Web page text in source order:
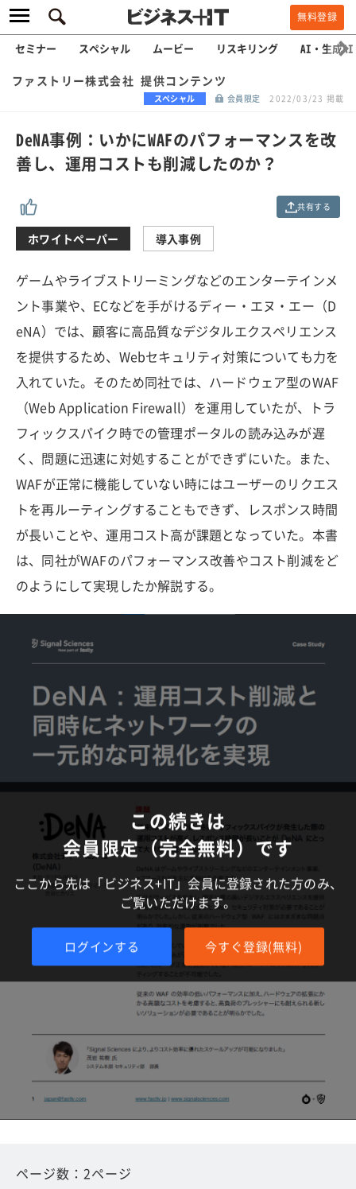
無料登録
セミナー スペシャル ムービー リスキリング AI・生成AI
ファストリー株式会社 提供コンテンツ
スペシャル 会員限定 2022/03/23 掲載
DeNA事例：いかにWAFのパフォーマンスを改
善し、運用コストも削減したのか？
共有する
ホワイトペーパー 導入事例
ゲームやライブストリーミングなどのエンターテインメ
ント事業や、ECなどを手がけるディー・エヌ・エー（D
eNA）では、顧客に高品質なデジタルエクスペリエンス
を提供するため、Webセキュリティ対策についても力を
入れていた。そのため同社では、ハードウェア型のWAF
（Web Application Firewall）を運用していたが、トラ
フィックスパイク時での管理ポータルの読み込みが遅
く、問題に迅速に対処することができずにいた。また、
WAFが正常に機能していない時にはユーザーのリクエス
トを再ルーティングすることもできず、レスポンス時間
が長いことや、運用コスト高が課題となっていた。本書
は、同社がWAFのパフォーマンス改善やコスト削減をど
のようにして実現したか解説する。
この続きは
会員限定（完全無料）です
ここから先は「ビジネス+IT」会員に登録された方のみ、
ご覧いただけます。
ログインする 今すぐ登録(無料)
ページ数：2ページ